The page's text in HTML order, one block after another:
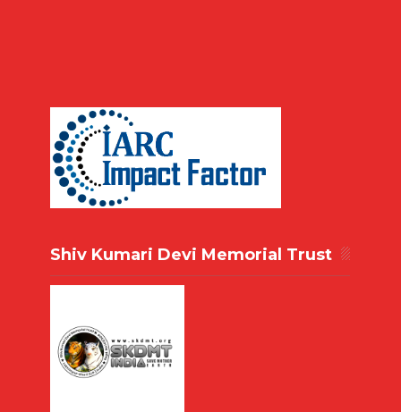
Shiv Kumari Devi Memorial Trust